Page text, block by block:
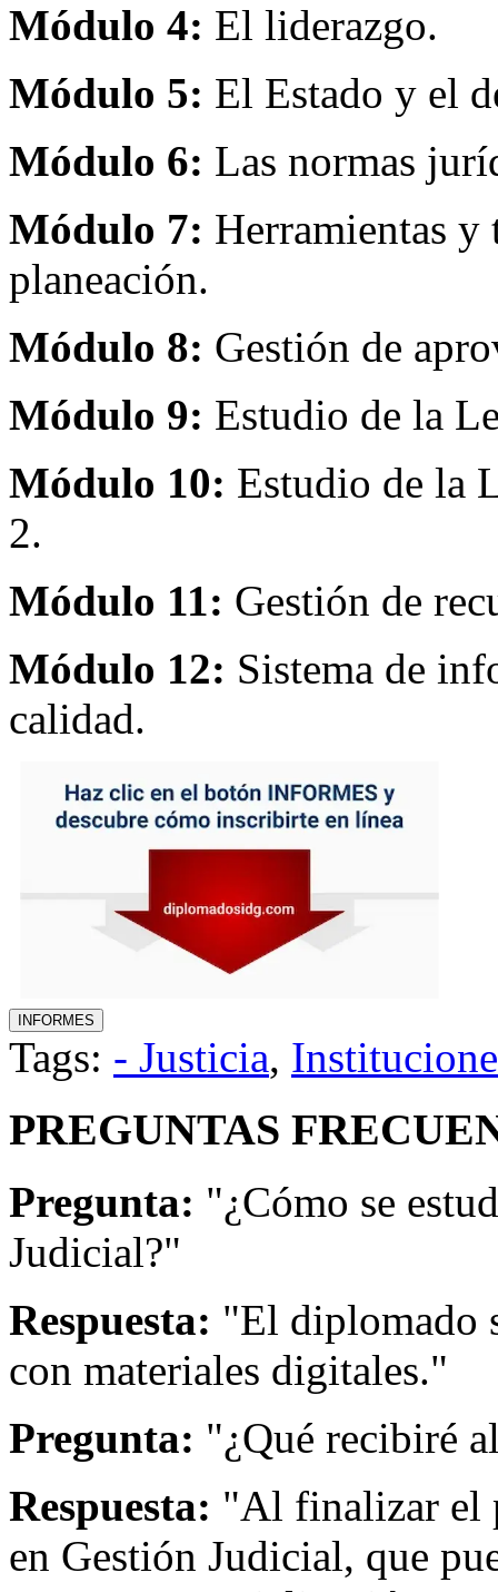
Módulo 4: El liderazgo.
Módulo 5: El Estado y el
Módulo 6: Las normas
Módulo 7: Herramientas y
planeación.
Módulo 8: Gestión de
Módulo 9: Estudio de la
Módulo 10: Estudio de la
2.
Módulo 11: Gestión de
Módulo 12: Sistema de
calidad.
Tags: - Justicia,
PREGUNTAS
Pregunta: "¿Cómo se
Judicial?"
Respuesta: "El diplomado
con materiales digitales."
Pregunta: "¿Qué recibiré
Respuesta: "Al finalizar el
en Gestión Judicial, que